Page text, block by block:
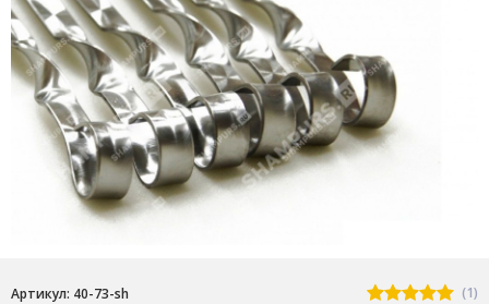
Артикул: 40-73-sh (1)